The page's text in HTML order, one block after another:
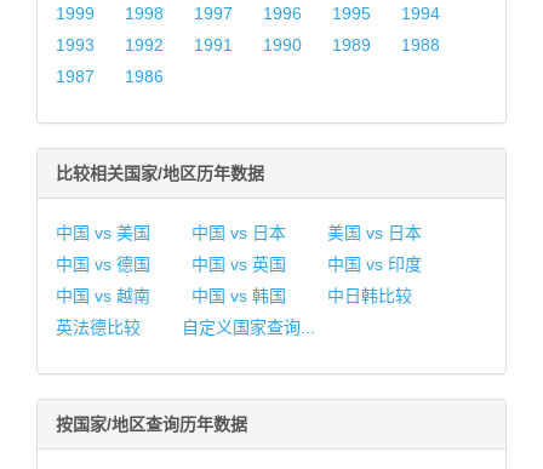
1999
1998 1997 1996 1995
1994
1993
1992 1991 1990 1989
1988
1987
1986
比较相关国家/地区历年数据
中国 vs 美国 中国 vs 日本
美国 vs 日本
中国 vs 德国
中国 vs 英国
中国 vs 印度
中国 vs 越南
中国 vs 韩国
中日韩比较
英法德比较
自定义国家查询...
按国家/地区查询历年数据